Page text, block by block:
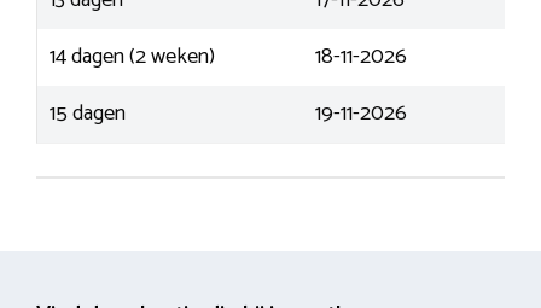
14 dagen (2 weken)
18-11-2026
15 dagen
19-11-2026